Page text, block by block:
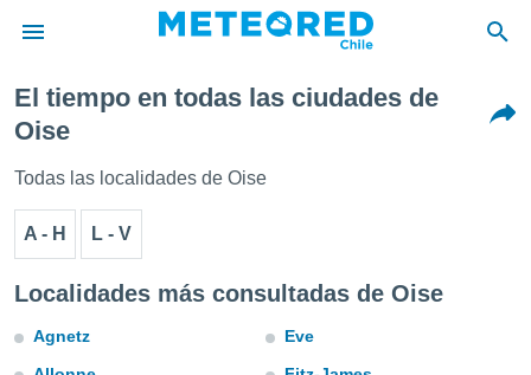
de
por
para
la
que se
a este
El tiempo en todas las ciudades de
Oise
Todas las localidades de Oise
A - H L - V
Localidades más consultadas de Oise
Agnetz
Eve